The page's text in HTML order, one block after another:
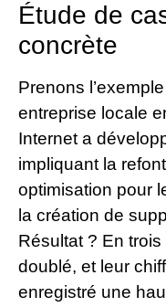
Étude de
concrète
Prenons
entreprise locale
Internet a
impliquant la
optimisation pour
la création de
Résultat ? En
doublé, et leur
enregistré une